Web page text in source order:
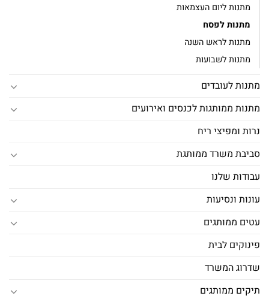
מתנות ליום העצמאות
מתנות לפסח
מתנות לראש השנה
מתנות לשבועות
מתנות לעובדים
מתנות ממותגות לכנסים ואירועים
נרות ומפיצי ריח
סביבת משרד ממותגת
עבודות שלנו
עונות ונסיעות
עטים ממותגים
פינוקים לבית
שדרוג המשרד
תיקים ממותגים